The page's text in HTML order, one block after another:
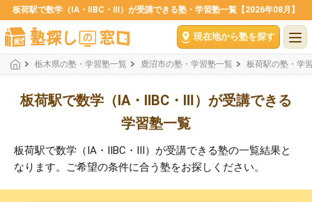
板荷駅で数学（ⅠA・ⅡBC・Ⅲ）が受講できる塾・学習塾一覧【2026年08月】
現在地から塾を探す
栃木県の塾・学習塾一覧 鹿沼市の塾・学習塾一覧 板荷駅の塾・学
板荷駅で数学（ⅠA・ⅡBC・Ⅲ）が受講できる
学習塾一覧
板荷駅で数学（ⅠA・ⅡBC・Ⅲ）が受講できる塾の一覧結果と
なります。ご希望の条件に合う塾をお探しください。